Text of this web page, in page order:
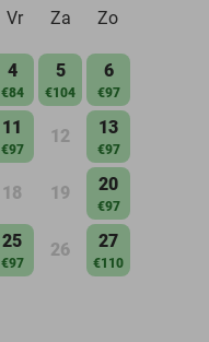
Vr Za Zo
4
€84
5
€104
6
€97
11
€97
12 13
€97
18 19 20
€97
25
€97
26 27
€110